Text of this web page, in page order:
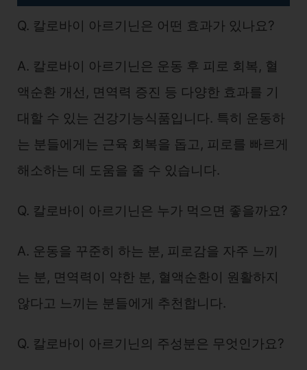
Q. 칼로바이 아르기닌은 어떤 효과가 있나요?
A. 칼로바이 아르기닌은 운동 후 피로 회복, 혈
액순환 개선, 면역력 증진 등 다양한 효과를 기
대할 수 있는 건강기능식품입니다. 특히 운동하
는 분들에게는 근육 회복을 돕고, 피로를 빠르게
해소하는 데 도움을 줄 수 있습니다.
Q. 칼로바이 아르기닌은 누가 먹으면 좋을까요?
A. 운동을 꾸준히 하는 분, 피로감을 자주 느끼
는 분, 면역력이 약한 분, 혈액순환이 원활하지
않다고 느끼는 분들에게 추천합니다.
Q. 칼로바이 아르기닌의 주성분은 무엇인가요?